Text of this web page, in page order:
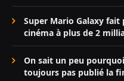
Super Mario Galaxy fait
cinéma à plus de 2
On sait un peu
toujours pas publié la